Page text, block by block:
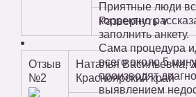
Приятные люди
корректно
заполнить анкету.
Сама процедура
всего около 5
производят
выявлением
Развернуть ∨
Отзыв
№2
Наталья Васильевна,
Красноярский край